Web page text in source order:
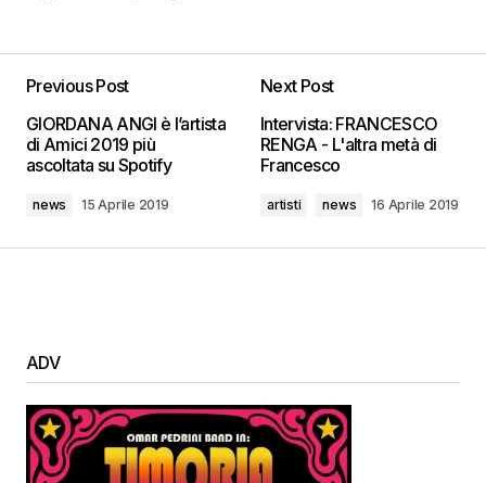
Previous Post
GIORDANA ANGI è l’artista
di Amici 2019 più
ascoltata su Spotify
news 15 Aprile 2019
Next Post
Intervista: FRANCESCO
RENGA - L'altra metà di
Francesco
artisti news 16 Aprile 2019
ADV